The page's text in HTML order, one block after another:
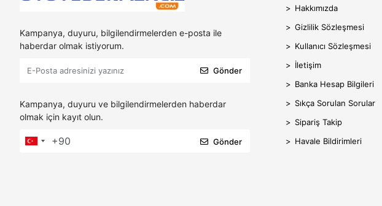
Kampanya, duyuru, bilgilendirmelerden e-posta ile
haberdar olmak istiyorum.
Gönder
Kampanya, duyuru ve bilgilendirmelerden haberdar
olmak için kayıt olun.
Gönder
Hakkımızda
Gizlilik Sözleşmesi
Kullanıcı Sözleşmesi
İletişim
Banka Hesap Bilgileri
Sıkça Sorulan Sorular
Sipariş Takip
Havale Bildirimleri